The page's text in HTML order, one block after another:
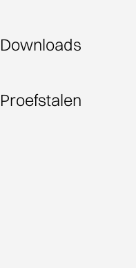
Downloads
Proefstalen